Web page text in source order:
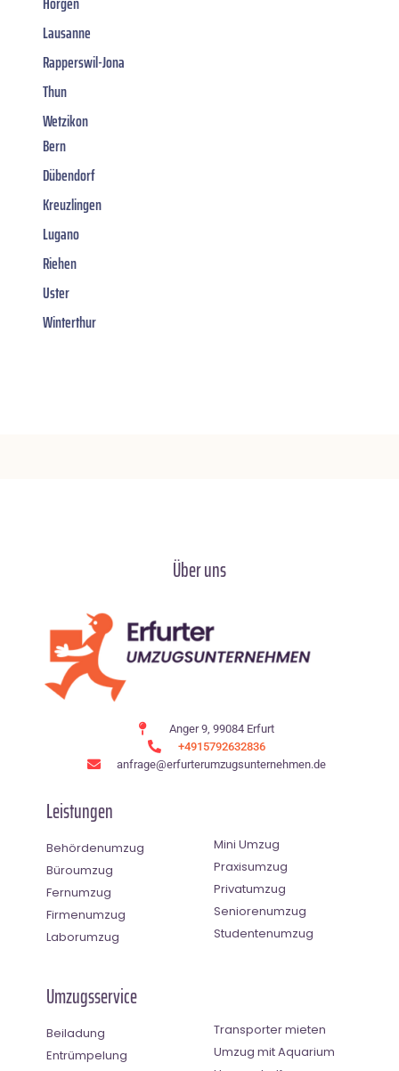
Lausanne
Rapperswil-Jona
Thun
Wetzikon
Bern
Dübendorf
Kreuzlingen
Lugano
Riehen
Uster
Winterthur
Über uns
Anger 9, 99084 Erfurt
+4915792632836
anfrage@erfurterumzugsunternehmen.de
Leistungen
Behördenumzug
Büroumzug
Fernumzug
Firmenumzug
Laborumzug
Mini Umzug
Praxisumzug
Privatumzug
Seniorenumzug
Studentenumzug
Umzugsservice
Beiladung
Entrümpelung
Transporter mieten
Umzug mit Aquarium